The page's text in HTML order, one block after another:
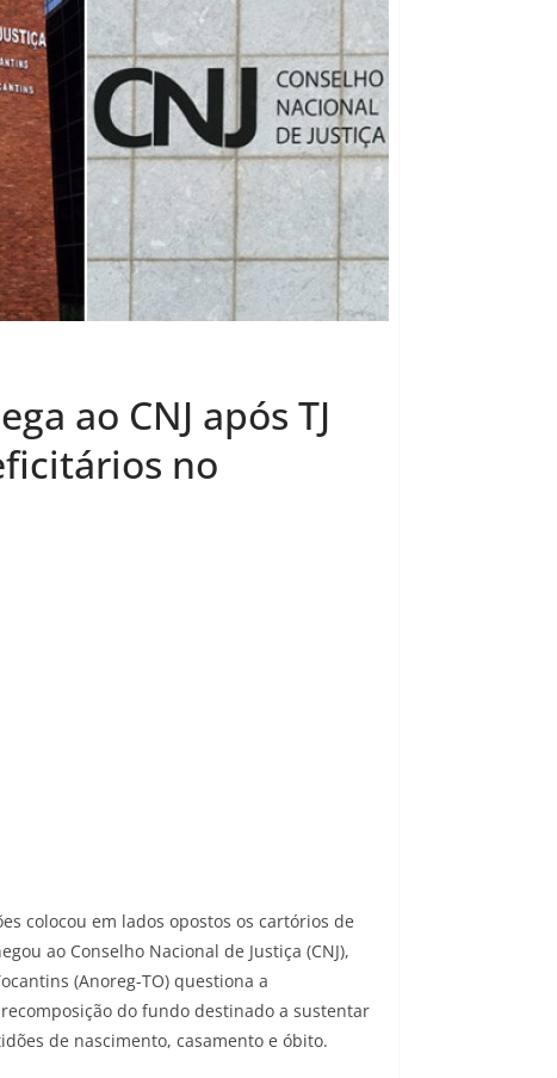
ao CNJ após TJ
no
colocou em lados opostos os cartórios de
ao Conselho Nacional de Justiça (CNJ),
(Anoreg-TO) questiona a
do fundo destinado a sustentar
de nascimento, casamento e óbito.